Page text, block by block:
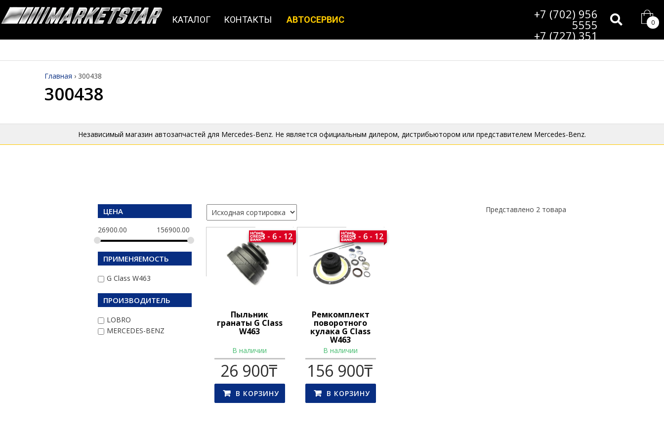
КАТАЛОГ КОНТАКТЫ АВТОСЕРВИС +7 (702) 956
5555
+7 (727) 351
Главная › 300438
300438
Независимый магазин автозапчастей для Mercedes-Benz. Не является официальным дилером, дистрибьютором или представителем Mercedes-Benz.
ЦЕНА
26900.00 156900.00
ПРИМЕНЯЕМОСТЬ
G Class W463
ПРОИЗВОДИТЕЛЬ
LOBRO
MERCEDES-BENZ
Представлено 2 товара
Пыльник
гранаты G Class
W463
3 - 6 - 12
В наличии
26 900₸
В КОРЗИНУ
Ремкомплект
поворотного
кулака G Class
W463
3 - 6 - 12
В наличии
156 900₸
В КОРЗИНУ
0